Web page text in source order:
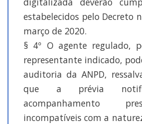
estabelecidos pelo Decreto
março de 2020.
§ 4º O agente regulado,
representante indicado,
auditoria da ANPD,
que a prévia
acompanhamento
incompatíveis com a